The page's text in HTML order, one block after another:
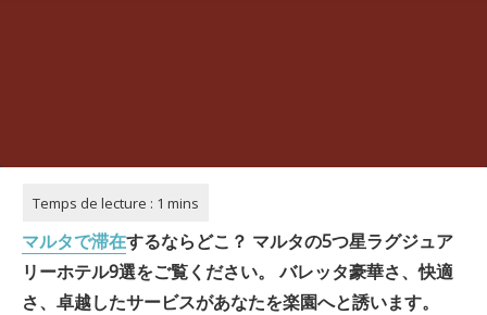
マルタで滞在するならどこ？ マルタの5つ星ラグジュア
リーホテル9選をご覧ください。バレッタ豪華さ、快適
さ、卓越したサービスがあなたを楽園へと誘います。